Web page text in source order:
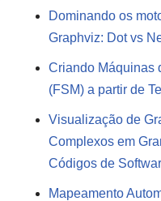
Dominando os
Graphviz: Dot vs
Criando Máquinas
(FSM) a partir de
Visualização de
Complexos em
Códigos de
Mapeamento